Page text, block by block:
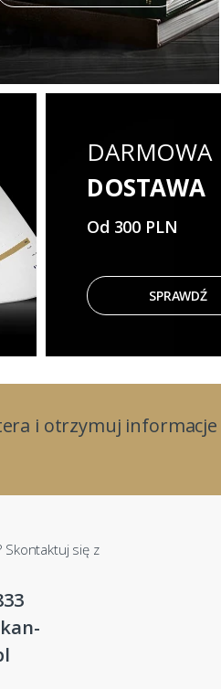
DARMOWA
DOSTAWA
Od 300 PLN
SPRAWDŹ
i otrzymuj informacje
Skontaktuj się z